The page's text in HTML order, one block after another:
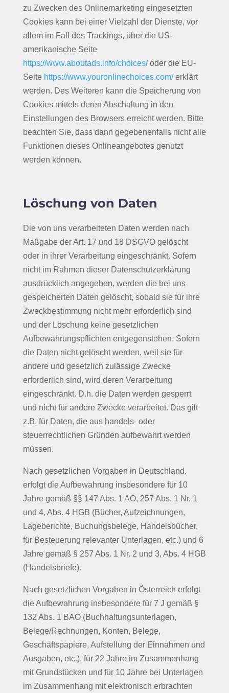
zu Zwecken des Onlinemarketing eingesetzten
Cookies kann bei einer Vielzahl der Dienste, vor
allem im Fall des Trackings, über die US-
amerikanische Seite
https://www.aboutads.info/choices/oder die EU-
Seite https://www.youronlinechoices.com/erklärt
werden. Des Weiteren kann die Speicherung von
Cookies mittels deren Abschaltung in den
Einstellungen des Browsers erreicht werden. Bitte
beachten Sie, dass dann gegebenenfalls nicht alle
Funktionen dieses Onlineangebotes genutzt
werden können.
Löschung von Daten
Die von uns verarbeiteten Daten werden nach
Maßgabe der Art. 17 und 18 DSGVO gelöscht
oder in ihrer Verarbeitung eingeschränkt. Sofern
nicht im Rahmen dieser Datenschutzerklärung
ausdrücklich angegeben, werden die bei uns
gespeicherten Daten gelöscht, sobald sie für ihre
Zweckbestimmung nicht mehr erforderlich sind
und der Löschung keine gesetzlichen
Aufbewahrungspflichten entgegenstehen. Sofern
die Daten nicht gelöscht werden, weil sie für
andere und gesetzlich zulässige Zwecke
erforderlich sind, wird deren Verarbeitung
eingeschränkt. D.h. die Daten werden gesperrt
und nicht für andere Zwecke verarbeitet. Das gilt
z.B. für Daten, die aus handels- oder
steuerrechtlichen Gründen aufbewahrt werden
müssen.
Nach gesetzlichen Vorgaben in Deutschland,
erfolgt die Aufbewahrung insbesondere für 10
Jahre gemäß §§ 147 Abs. 1 AO, 257 Abs. 1 Nr. 1
und 4, Abs. 4 HGB (Bücher, Aufzeichnungen,
Lageberichte, Buchungsbelege, Handelsbücher,
für Besteuerung relevanter Unterlagen, etc.) und 6
Jahre gemäß § 257 Abs. 1 Nr. 2 und 3, Abs. 4 HGB
(Handelsbriefe).
Nach gesetzlichen Vorgaben in Österreich erfolgt
die Aufbewahrung insbesondere für 7 J gemäß §
132 Abs. 1 BAO (Buchhaltungsunterlagen,
Belege/Rechnungen, Konten, Belege,
Geschäftspapiere, Aufstellung der Einnahmen und
Ausgaben, etc.), für 22 Jahre im Zusammenhang
mit Grundstücken und für 10 Jahre bei Unterlagen
im Zusammenhang mit elektronisch erbrachten